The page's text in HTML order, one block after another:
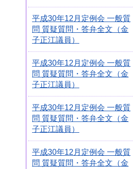
平成30年12月定例会 一般質
問 質疑質問・答弁全文（金
子正江議員）
平成30年12月定例会 一般質
問 質疑質問・答弁全文（金
子正江議員）
平成30年12月定例会 一般質
問 質疑質問・答弁全文（金
子正江議員）
平成30年12月定例会 一般質
問 質疑質問・答弁全文（金